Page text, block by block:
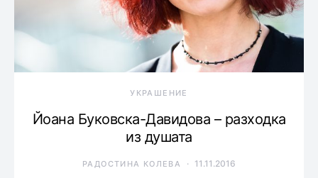
УКРАШЕНИЕ
Йоана Буковска-Давидова – разходка
из душата
РАДОСТИНА КОЛЕВА 11.11.2016